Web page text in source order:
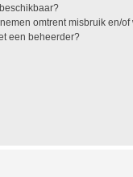
omtrent misbruik en/
een beheerder?